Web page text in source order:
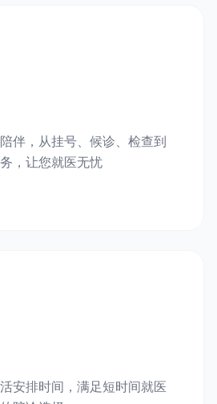
伴，从挂号、候诊、检查到
，让您就医无忧
安排时间，满足短时间就医